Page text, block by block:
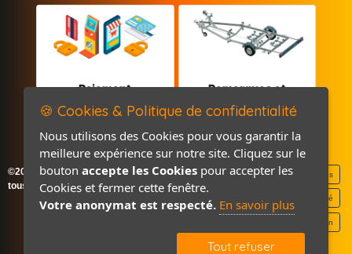
Paiement
Remorques et
©2026-2027 France Accastillage
tous droits réservés
Mentions légales
Politique de confidentialité
Contact / Plan
🍪 Cookies & Politique de confidentialité
Nous utilisons des Cookies pour vous garantir la
meilleure expérience sur notre site. Cliquez sur le
bouton accepte les Cookies pour accepter les
Cookies et fermer cette fenêtre.
Votre anonymat est respecté. En savoir plus
Tout refuser